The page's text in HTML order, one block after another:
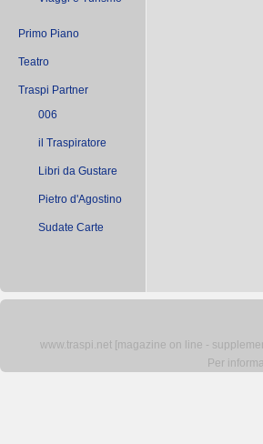
Primo Piano
Teatro
Traspi Partner
006
il Traspiratore
Libri da Gustare
Pietro d'Agostino
Sudate Carte
www.traspi.net [magazine on line -
Per